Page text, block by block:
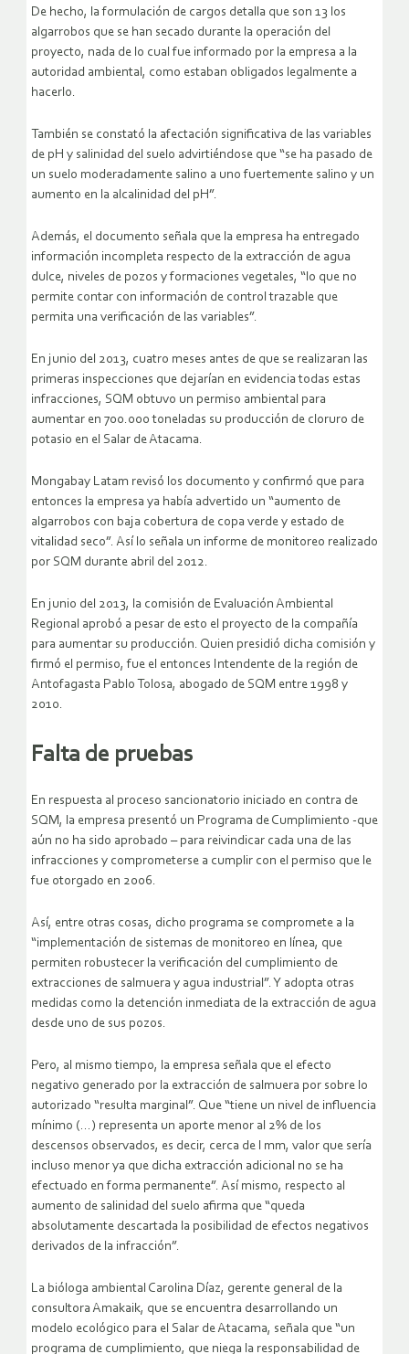
De hecho, la formulación de cargos detalla que son 13 los
algarrobos que se han secado durante la operación del
proyecto, nada de lo cual fue informado por la empresa a la
autoridad ambiental, como estaban obligados legalmente a
hacerlo.
También se constató la afectación significativa de las variables
de pH y salinidad del suelo advirtiéndose que “se ha pasado de
un suelo moderadamente salino a uno fuertemente salino y un
aumento en la alcalinidad del pH”.
Además, el documento señala que la empresa ha entregado
información incompleta respecto de la extracción de agua
dulce, niveles de pozos y formaciones vegetales, “lo que no
permite contar con información de control trazable que
permita una verificación de las variables”.
En junio del 2013, cuatro meses antes de que se realizaran las
primeras inspecciones que dejarían en evidencia todas estas
infracciones, SQM obtuvo un permiso ambiental para
aumentar en 700.000 toneladas su producción de cloruro de
potasio en el Salar de Atacama.
Mongabay Latam revisó los documento y confirmó que para
entonces la empresa ya había advertido un “aumento de
algarrobos con baja cobertura de copa verde y estado de
vitalidad seco”. Así lo señala un informe de monitoreo realizado
por SQM durante abril del 2012.
En junio del 2013, la comisión de Evaluación Ambiental
Regional aprobó a pesar de esto el proyecto de la compañía
para aumentar su producción. Quien presidió dicha comisión y
firmó el permiso, fue el entonces Intendente de la región de
Antofagasta Pablo Tolosa, abogado de SQM entre 1998 y
2010.
Falta de pruebas
En respuesta al proceso sancionatorio iniciado en contra de
SQM, la empresa presentó un Programa de Cumplimiento -que
aún no ha sido aprobado – para reivindicar cada una de las
infracciones y comprometerse a cumplir con el permiso que le
fue otorgado en 2006.
Así, entre otras cosas, dicho programa se compromete a la
“implementación de sistemas de monitoreo en línea, que
permiten robustecer la verificación del cumplimiento de
extracciones de salmuera y agua industrial”. Y adopta otras
medidas como la detención inmediata de la extracción de agua
desde uno de sus pozos.
Pero, al mismo tiempo, la empresa señala que el efecto
negativo generado por la extracción de salmuera por sobre lo
autorizado “resulta marginal”. Que “tiene un nivel de influencia
mínimo (…) representa un aporte menor al 2% de los
descensos observados, es decir, cerca de l mm, valor que sería
incluso menor ya que dicha extracción adicional no se ha
efectuado en forma permanente”. Así mismo, respecto al
aumento de salinidad del suelo afirma que “queda
absolutamente descartada la posibilidad de efectos negativos
derivados de la infracción”.
La bióloga ambiental Carolina Díaz, gerente general de la
consultora Amakaik, que se encuentra desarrollando un
modelo ecológico para el Salar de Atacama, señala que “un
programa de cumplimiento, que niega la responsabilidad de